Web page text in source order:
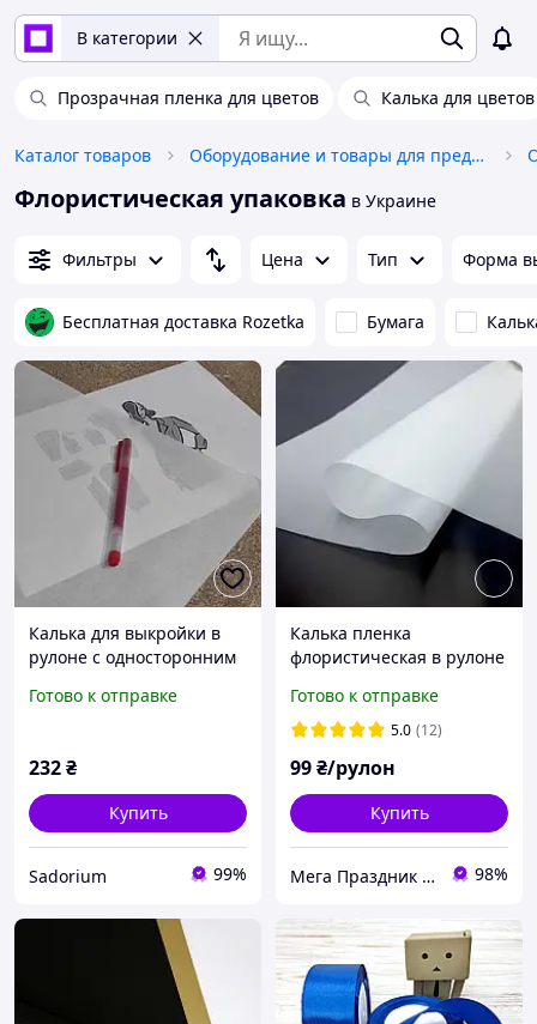
В категории
Прозрачная пленка для цветов Калька для цветов
Каталог товаров Оборудование и товары для предоставления услуг
Флористическая упаковка в Украине
Фильтры Цена Тип Форма
Бесплатная доставка Rozetka Бумага
Калька для выкройки в
рулоне с односторонним
м2, ширина 64 см длина
Готово к отправке
232₴
Купить
Sadorium 99%
Калька пленка
флористическая в рулоне
однотонная 65-70см*9 м
Готово к отправке
5.0 (12)
99₴/рулон
Купить
Мега Праздник – магазин аксессуаров для праздника и все для оформления воздушными шарами ОПТ. 98%